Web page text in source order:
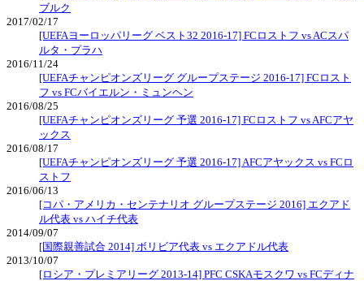
ブルク
2017/02/17
[UEFAヨーロッパリーグ ベスト32 2016-17] FCロストフ vs ACスパ
ルタ・プラハ
2016/11/24
[UEFAチャンピオンズリーグ グループステージ 2016-17] FCロスト
フ vs FCバイエルン・ミュンヘン
2016/08/25
[UEFAチャンピオンズリーグ 予選 2016-17] FCロストフ vs AFCアヤ
ックス
2016/08/17
[UEFAチャンピオンズリーグ 予選 2016-17] AFCアヤックス vs FCロ
ストフ
2016/06/13
[コパ・アメリカ・センテナリオ グループステージ 2016] エクアド
ル代表 vs ハイチ代表
2014/09/07
[国際親善試合 2014] ボリビア代表 vs エクアドル代表
2013/10/07
[ロシア・プレミアリーグ 2013-14] PFC CSKAモスクワ vs FCディナ